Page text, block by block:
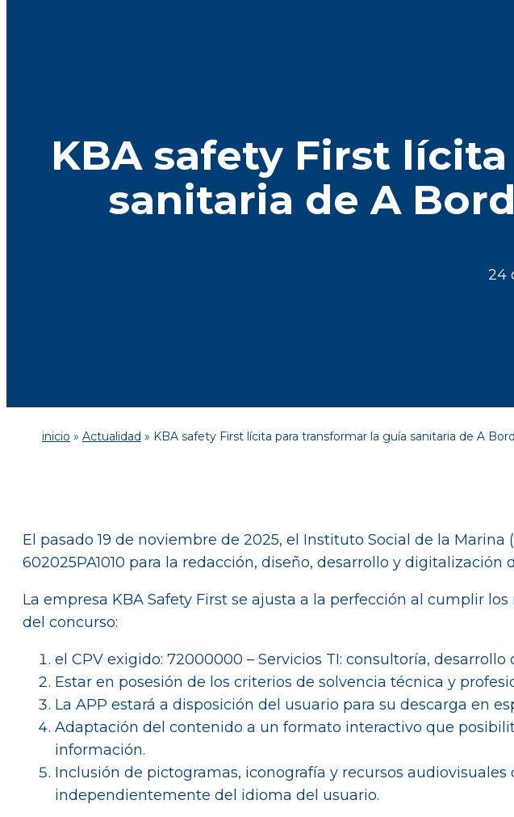
KBA safety First
sanitaria de A
24
inicio » Actualidad » KBA safety First lícita para transformar la guía sanitaria de A
El pasado 19 de noviembre de 2025, el Instituto Social de la
602025PA1010 para la redacción, diseño, desarrollo y digitalización
La empresa KBA Safety First se ajusta a la perfección al cumplir
del concurso:
el CPV exigido: 72000000 – Servicios TI: consultoría,
Estar en posesión de los criterios de solvencia técnica y
La APP estará a disposición del usuario para su descarga en
Adaptación del contenido a un formato interactivo que
información.
Inclusión de pictogramas, iconografía y recursos
independientemente del idioma del usuario.